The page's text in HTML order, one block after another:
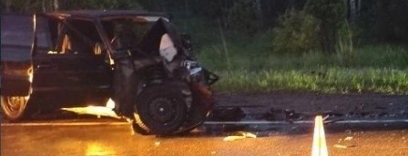
Происшествия
08.06.2026 06:20320